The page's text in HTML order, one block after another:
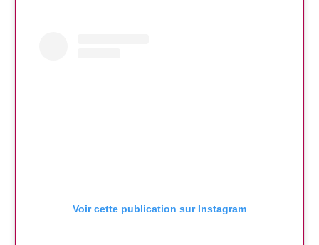
Voir cette publication sur Instagram